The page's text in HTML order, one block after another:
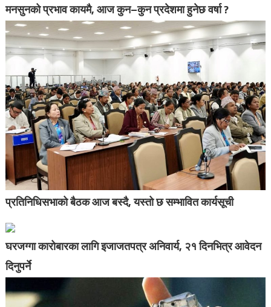
मनसुनको प्रभाव कायमै, आज कुन–कुन प्रदेशमा हुनेछ वर्षा ?
प्रतिनिधिसभाको बैठक आज बस्दै, यस्तो छ सम्भावित कार्यसूची
घरजग्गा कारोबारका लागि इजाजतपत्र अनिवार्य, २१ दिनभित्र आवेदन
दिनुपर्ने